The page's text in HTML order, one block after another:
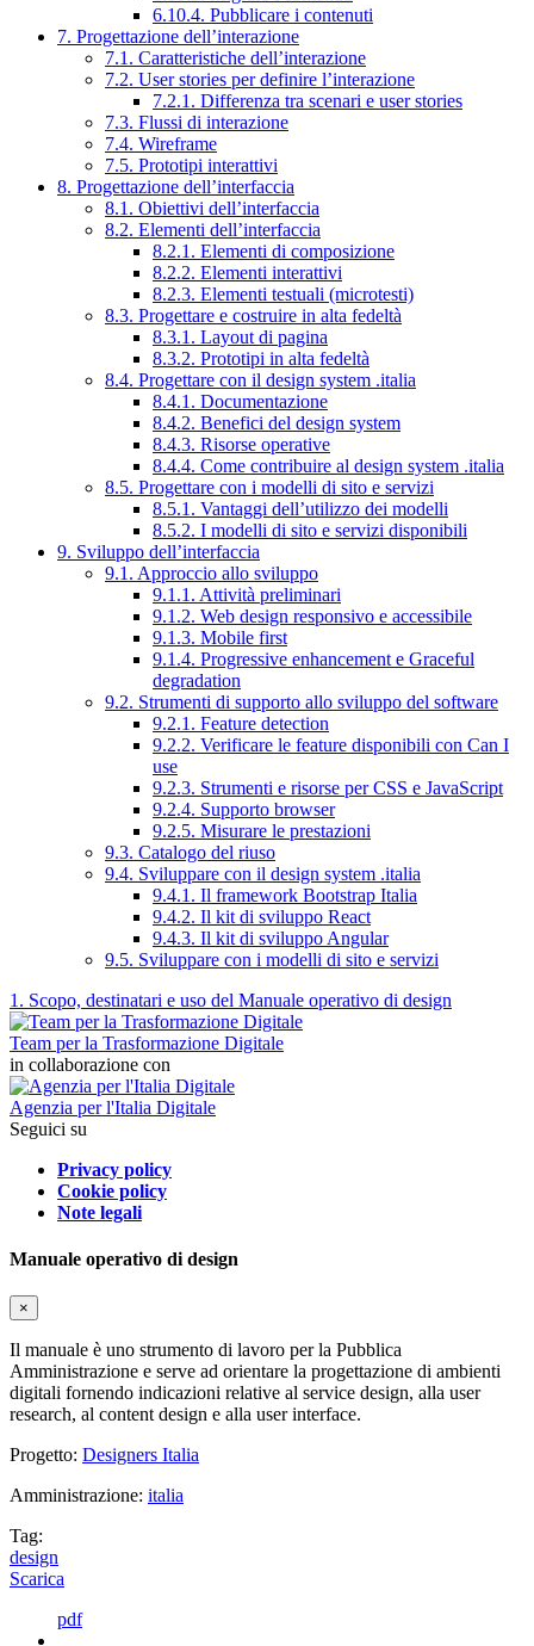
6.10.4. Pubblicare i contenuti
7. Progettazione dell’interazione
7.1. Caratteristiche dell’interazione
7.2. User stories per definire l’interazione
7.2.1. Differenza tra scenari e user stories
7.3. Flussi di interazione
7.4. Wireframe
7.5. Prototipi interattivi
8. Progettazione dell’interfaccia
8.1. Obiettivi dell’interfaccia
8.2. Elementi dell’interfaccia
8.2.1. Elementi di composizione
8.2.2. Elementi interattivi
8.2.3. Elementi testuali (microtesti)
8.3. Progettare e costruire in alta fedeltà
8.3.1. Layout di pagina
8.3.2. Prototipi in alta fedeltà
8.4. Progettare con il design system .italia
8.4.1. Documentazione
8.4.2. Benefici del design system
8.4.3. Risorse operative
8.4.4. Come contribuire al design system .italia
8.5. Progettare con i modelli di sito e servizi
8.5.1. Vantaggi dell’utilizzo dei modelli
8.5.2. I modelli di sito e servizi disponibili
9. Sviluppo dell’interfaccia
9.1. Approccio allo sviluppo
9.1.1. Attività preliminari
9.1.2. Web design responsivo e accessibile
9.1.3. Mobile first
9.1.4. Progressive enhancement e Graceful
degradation
9.2. Strumenti di supporto allo sviluppo del software
9.2.1. Feature detection
9.2.2. Verificare le feature disponibili con Can I
use
9.2.3. Strumenti e risorse per CSS e JavaScript
9.2.4. Supporto browser
9.2.5. Misurare le prestazioni
9.3. Catalogo del riuso
9.4. Sviluppare con il design system .italia
9.4.1. Il framework Bootstrap Italia
9.4.2. Il kit di sviluppo React
9.4.3. Il kit di sviluppo Angular
9.5. Sviluppare con i modelli di sito e servizi
1. Scopo, destinatari e uso del Manuale operativo di design
Team per la Trasformazione Digitale
in collaborazione con
Agenzia per l'Italia Digitale
Seguici su
Privacy policy
Cookie policy
Note legali
Manuale operativo di design
×
Il manuale è uno strumento di lavoro per la Pubblica
Amministrazione e serve ad orientare la progettazione di ambienti
digitali fornendo indicazioni relative al service design, alla user
research, al content design e alla user interface.
Progetto: Designers Italia
Amministrazione: italia
Tag:
design
Scarica
pdf